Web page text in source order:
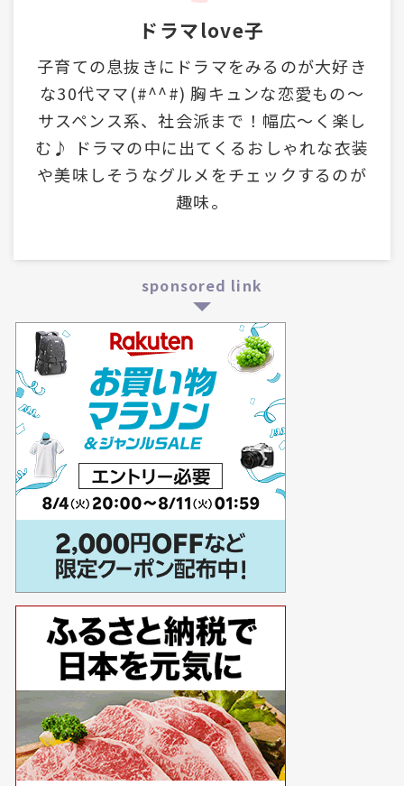
ドラマlove子
子育ての息抜きにドラマをみるのが大好き
な30代ママ(#^^#) 胸キュンな恋愛もの～
サスペンス系、社会派まで！幅広～く楽し
む♪ ドラマの中に出てくるおしゃれな衣装
や美味しそうなグルメをチェックするのが
趣味。
sponsored link